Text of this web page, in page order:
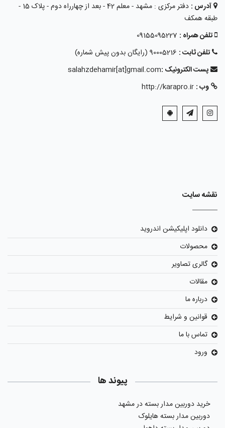
آدرس :
دفتر مرکزی : مشهد - معلم 42 - بعد از چهارراه دوم - پلاک 15 -
طبقه همکف
تلفن همراه : 09155095227
تلفن ثابت : 90005216 (رایگان بدون پیش شماره)
پست الکترونیک :salahzdehamir[at]gmail.com
وب : http://karapro.ir
نقشه سایت
دانلود اپلیکیشن اندروید
محصولات
گالری تصاویر
مقالات
درباره ما
قوانین و شرایط
تماس با ما
ورود
پیوند ها
خرید دوربین مدار بسته در مشهد
دوربین مدار بسته هایلوک